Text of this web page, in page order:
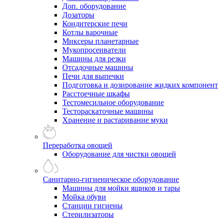
Доп. оборудование
Дозаторы
Кондитерские печи
Котлы варочные
Миксеры планетарные
Мукопросеиватели
Машины для резки
Отсадочные машины
Печи для выпечки
Подготовка и дозирование жидких
Расстоечные шкафы
Тестомесильное оборудование
Тестораскаточные машины
Хранение и растаривание муки
Переработка овощей
Оборудование для чистки овощей
Санитарно-гигиеническое оборудование
Машины для мойки ящиков и тары
Мойка обуви
Станции гигиены
Стерилизаторы